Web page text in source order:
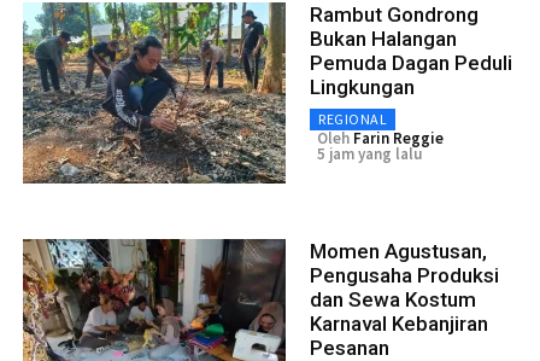
Rambut Gondrong
Bukan Halangan
Pemuda Dagan Peduli
Lingkungan
REGIONAL
Oleh Farin Reggie
5 jam yang lalu
Momen Agustusan,
Pengusaha Produksi
dan Sewa Kostum
Karnaval Kebanjiran
Pesanan